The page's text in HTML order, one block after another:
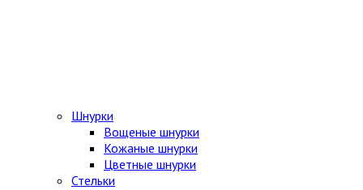
Шнурки
Вощеные шнурки
Кожаные шнурки
Цветные шнурки
Стельки